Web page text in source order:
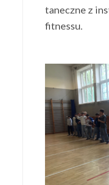
taneczne z
fitnessu.